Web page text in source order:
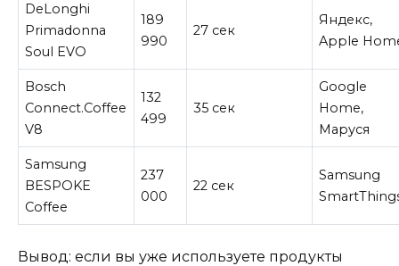
DeLonghi
Primadonna
Soul EVO
189
990
27 сек
Яндекс,
Apple
Bosch
Connect.Coffee
V8
132
499
35 сек
Google
Home,
Маруся
Samsung
BESPOKE
Coffee
237
000
22 сек
Samsung
Вывод: если вы уже используете продукты